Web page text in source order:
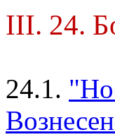
III. 24.
24.1.